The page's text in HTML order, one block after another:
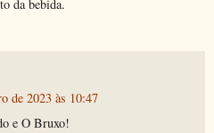
da bebida.
de 2023 às 10:47
e O Bruxo!